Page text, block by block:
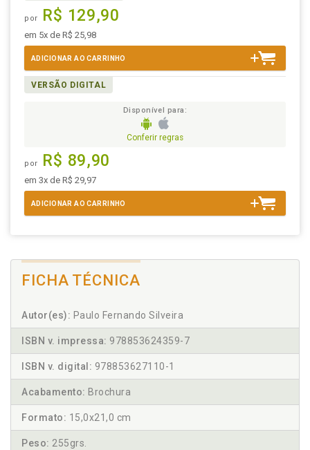
por R$ 129,90
em 5x de R$ 25,98
ADICIONAR AO CARRINHO
VERSÃO DIGITAL
Disponível para:
Conferir regras
por R$ 89,90
em 3x de R$ 29,97
ADICIONAR AO CARRINHO
FICHA TÉCNICA
Autor(es): Paulo Fernando Silveira
ISBN v. impressa: 978853624359-7
ISBN v. digital: 978853627110-1
Acabamento: Brochura
Formato: 15,0x21,0 cm
Peso: 255grs.